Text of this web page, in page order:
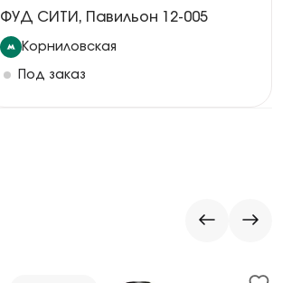
ФУД СИТИ, Павильон 12-005
Корниловская
Под заказ